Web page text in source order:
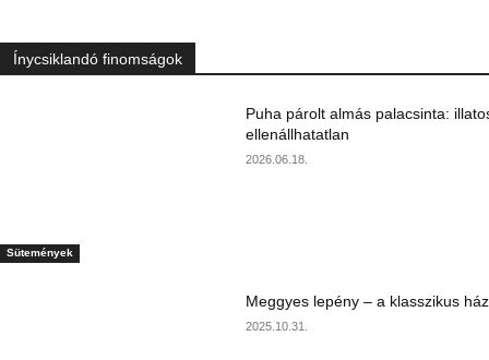
Ínycsiklandó finomságok
Sütemények
Puha párolt almás palacsinta:
ellenállhatatlan
2026.06.18.
Meggyes lepény – a klasszikus
2025.10.31.